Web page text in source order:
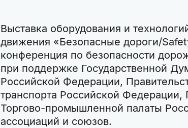
Выставка оборудования и
движения «Безопасные дороги/
конференция по безопасности
при поддержке Государственной
Российской Федерации,
транспорта Российской
Торгово-промышленной палаты
ассоциаций и союзов.